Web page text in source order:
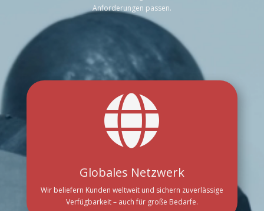
Anforderungen passen.

Globales Netzwerk
Wir beliefern Kunden weltweit und sichern zuverlässige
Verfügbarkeit – auch für große Bedarfe.